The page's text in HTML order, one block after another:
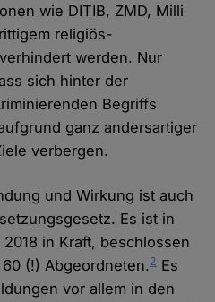
wie DITIB, ZMD, Milli
religiös-
werden. Nur
sich hinter der
Begriffs
ganz andersartiger
verbergen.
und Wirkung ist auch
Es ist in
in Kraft, beschlossen
(!) Abgeordneten.2 Es
vor allem in den